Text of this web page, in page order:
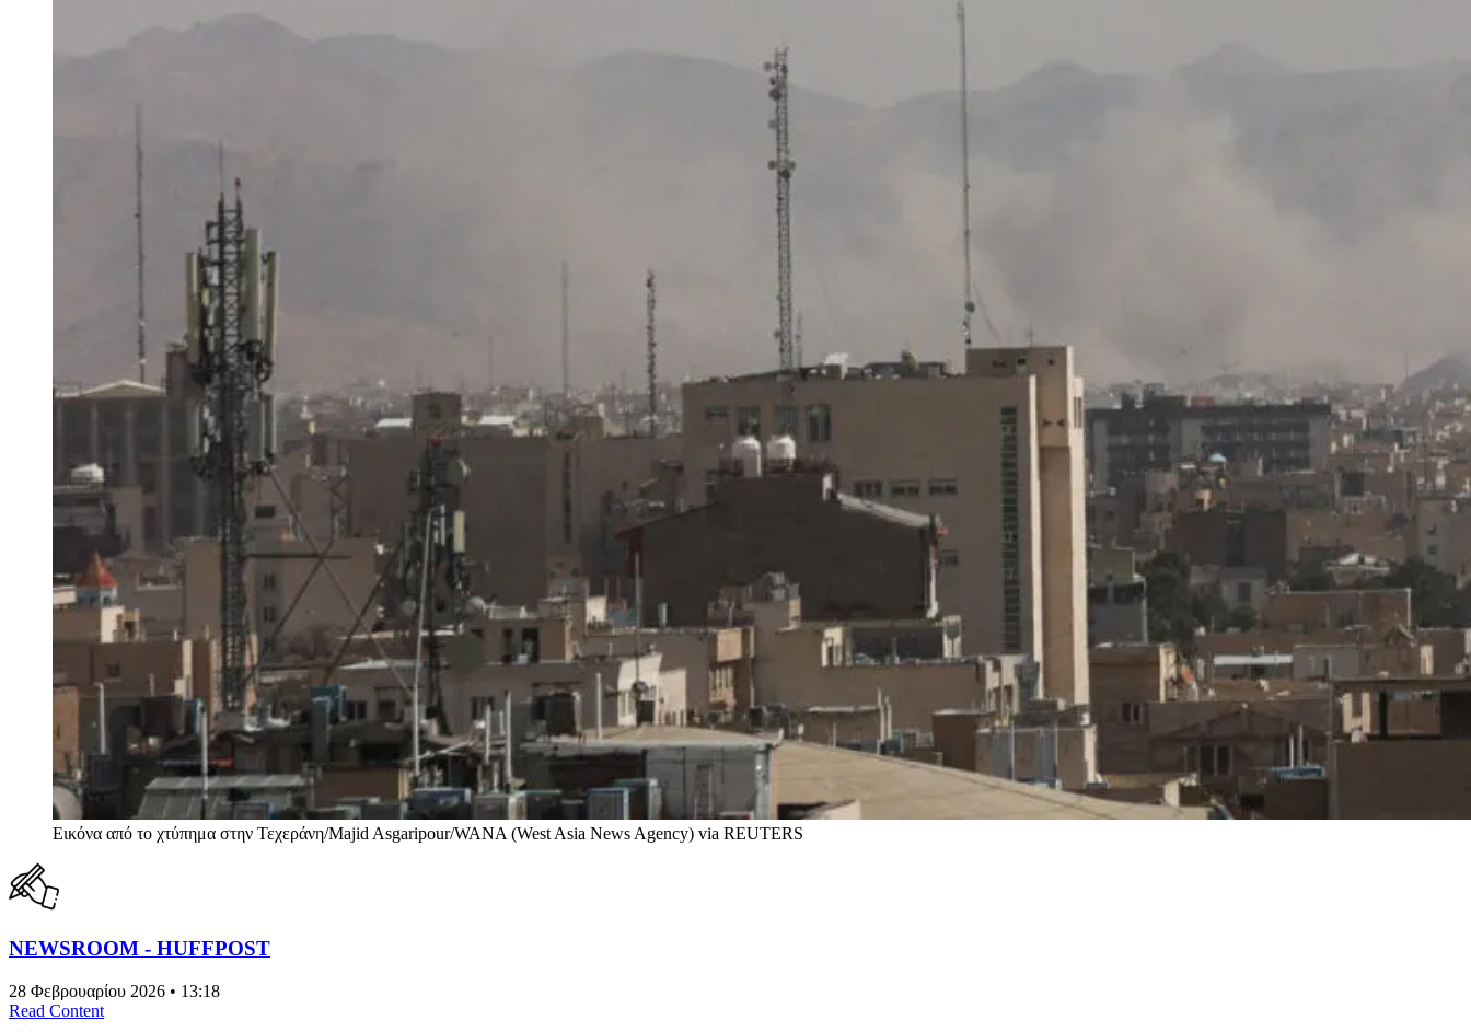
Εικόνα από το χτύπημα στην Τεχεράνη/Majid Asgaripour/WANA (West Asia News Agency) via REUTERS
NEWSROOM - HUFFPOST
28 Φεβρουαρίου 2026 • 13:18
Read Content